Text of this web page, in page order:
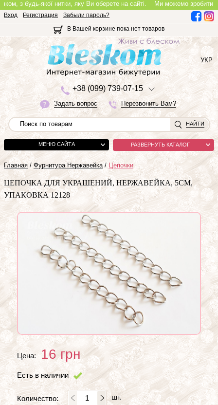
з будь-якої нитки, яку Ви оберете на сайті.Ми можемо зробити
Вход Регистрация
Забыли пароль?
В Вашей корзине пока нет товаров
+38 (099) 739-07-15
Задать вопрос Перезвонить Вам?
УКР
НАЙТИ
МЕНЮ САЙТА РАЗВЕРНУТЬ КАТАЛОГ
Главная / Фурнитура Нержавейка / Цепочки
ЦЕПОЧКА ДЛЯ УКРАШЕНИЙ, НЕРЖАВЕЙКА, 5СМ,
УПАКОВКА 12128
Цена: 16грн
Есть в наличии
Количество: шт.